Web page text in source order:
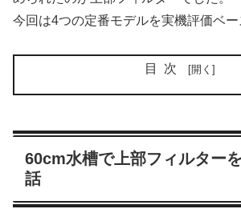
今回は4つの定番モデルを実機評価ベー
目次
60cm水槽で上部フィルター
話